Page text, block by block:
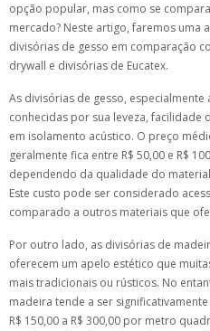
opção popular, mas como se
mercado? Neste artigo, faremos uma
divisórias de gesso em comparação
drywall e divisórias de Eucatex.
As divisórias de gesso,
conhecidas por sua leveza, facilidade
em isolamento acústico. O preço
geralmente fica entre R$ 50,00 e R$
dependendo da qualidade do
Este custo pode ser considerado
comparado a outros materiais que
Por outro lado, as divisórias de
oferecem um apelo estético que
mais tradicionais ou rústicos. No
madeira tende a ser
R$ 150,00 a R$ 300,00 por metro